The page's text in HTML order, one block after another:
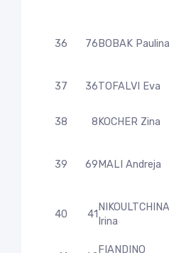
36 76 BOBAK Paulina
37 36TOFALVI Eva
38 8 KOCHER Zina
39 69 MALI Andreja
40 41
NIKOULTCHINA
Irina
FIANDINO